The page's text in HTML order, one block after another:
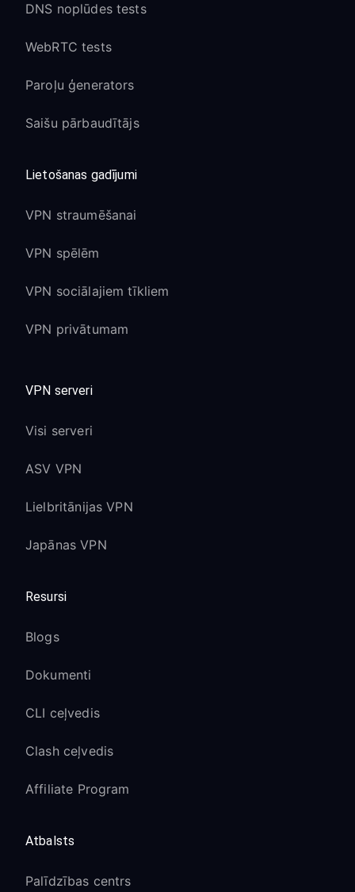
DNS noplūdes tests
WebRTC tests
Paroļu ģenerators
Saišu pārbaudītājs
Lietošanas gadījumi
VPN straumēšanai
VPN spēlēm
VPN sociālajiem tīkliem
VPN privātumam
VPN serveri
Visi serveri
ASV VPN
Lielbritānijas VPN
Japānas VPN
Resursi
Blogs
Dokumenti
CLI ceļvedis
Clash ceļvedis
Affiliate Program
Atbalsts
Palīdzības centrs